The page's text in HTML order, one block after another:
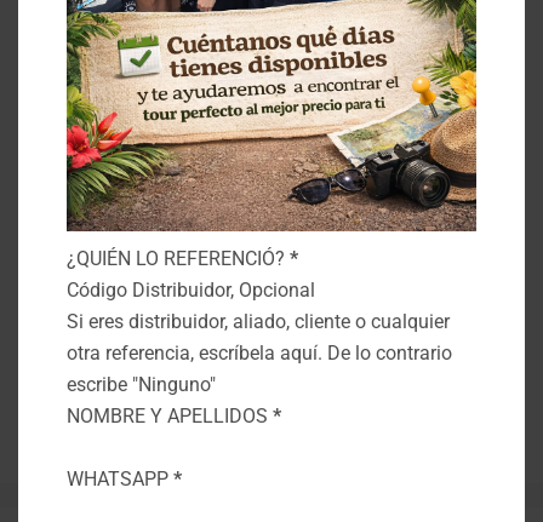
Un proyecto de: Apoyan: Publicado el
26/09/2024 por Mauricio Loaiza Ríos – Director
de Proyectos Grupo C&M .CO S.A.S
para TurismoEje RESERVA FREE WALKING
TOUR POR MONTENEGRO Enamórate de
Montenegro: Un Lugar Privilegiado Montenegro,
un encantador municipio del Quindío, es un
destino que no solo invita a visitar, sino a
enamorarse de su riqueza cultural y …
Montenegro
Free Tour
Deja un comentario
Section
¿QUIÉN LO REFERENCIÓ? *
Si eres distribuidor, aliado, cliente o cualquier
otra referencia, escríbela aquí. De lo contrario
escribe "Ninguno"
NOMBRE Y APELLIDOS *
WHATSAPP *